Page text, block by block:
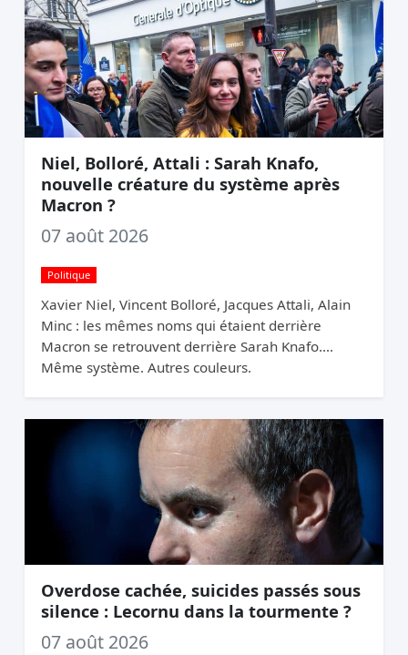
Niel, Bolloré, Attali : Sarah Knafo,
nouvelle créature du système après
Macron ?
07 août 2026
Politique
Xavier Niel, Vincent Bolloré, Jacques Attali, Alain
Minc : les mêmes noms qui étaient derrière
Macron se retrouvent derrière Sarah Knafo.
Même système. Autres couleurs.
Overdose cachée, suicides passés sous
silence : Lecornu dans la tourmente ?
07 août 2026